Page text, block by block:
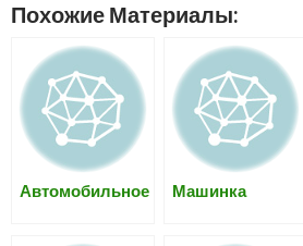
Похожие Материалы:
Автомобильное Машинка